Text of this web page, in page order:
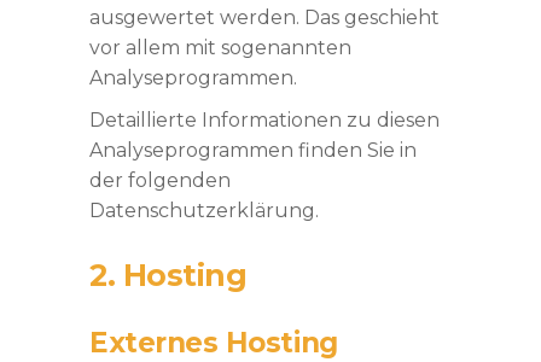
ausgewertet werden. Das geschieht
vor allem mit sogenannten
Analyseprogrammen.
Detaillierte Informationen zu diesen
Analyseprogrammen finden Sie in
der folgenden
Datenschutzerklärung.
2. Hosting
Externes Hosting